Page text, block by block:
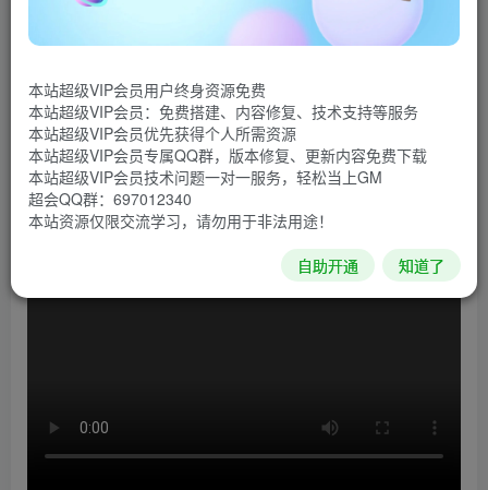
《崩溃大陆》是一款古怪的动作冒险游戏，故事背景设
外星球的卡车司机，在这里你陷入了一场统治世界的阴谋
中，必须依靠你的智慧和力量来克服所有困难。游戏中玩家
可以驯服外星怪兽作为宠物，将收集的资源制作成致命的武
器等等。
本站超级VIP会员用户终身资源免费
本站超级VIP会员：免费搭建、内容修复、技术支持等服务
本站超级VIP会员优先获得个人所需资源
本站超级VIP会员专属QQ群，版本修复、更新内容免费下载
本站超级VIP会员技术问题一对一服务，轻松当上GM
超会QQ群：697012340
本站资源仅限交流学习，请勿用于非法用途！
自助开通 知道了